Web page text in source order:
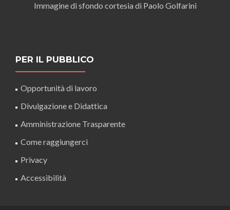
Immagine di sfondo cortesia di Paolo Golfarini
PER IL PUBBLICO
Opportunità di lavoro
Divulgazione e Didattica
Amministrazione Trasparente
Come raggiungerci
Privacy
Accessibilità